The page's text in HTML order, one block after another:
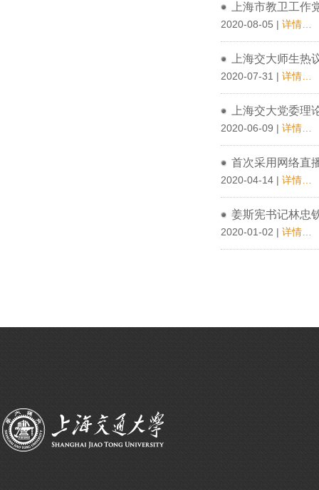
上海市教卫工
2020-08-05 | 详情…
上海交大师生
2020-07-31 | 详情…
上海交大党委理
2020-06-09 | 详情…
首次采用网络直
2020-04-14 | 详情…
姜斯宪书记林忠
2020-01-02 | 详情…